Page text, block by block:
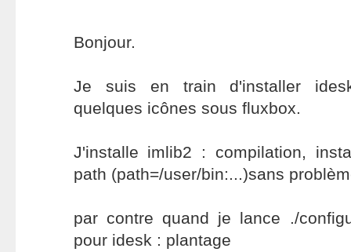
Bonjour.
Je suis en train d'installer
quelques icônes sous fluxbox.
J'installe imlib2 : compilation,
path (path=/user/bin:...)sans
par contre quand je lance ./
pour idesk : plantage